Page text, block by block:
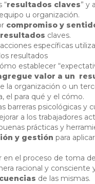
“resultados claves” y
u organización.
compromiso y
claves.
específicas
resultados
establecer
valor a un
la organización o un
el para qué y el cómo.
barreras psicológicas y
a los trabajadores
prácticas y
y gestión para
en el proceso de toma
racional y consciente
de las mismas.